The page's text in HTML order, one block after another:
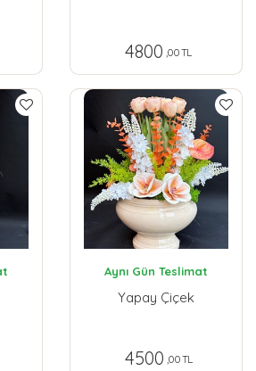
4800 ,00 TL
Aynı Gün Teslimat
Yapay Çiçek
4500 ,00 TL